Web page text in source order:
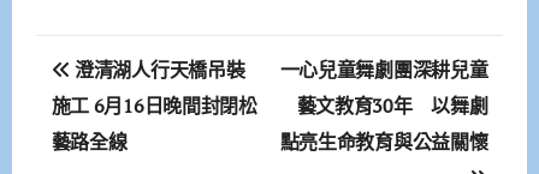
文
章
導
澄清湖人行天橋吊裝
施工 6月16日晚間封閉松
藝路全線
一心兒童舞劇團深耕兒童
藝文教育30年 以舞劇
點亮生命教育與公益關懷